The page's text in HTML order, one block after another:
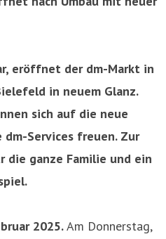
eröffnet der dm-Markt in
in neuem Glanz.
sich auf die neue
Services freuen. Zur
ganze Familie und ein
2025.Am Donnerstag,